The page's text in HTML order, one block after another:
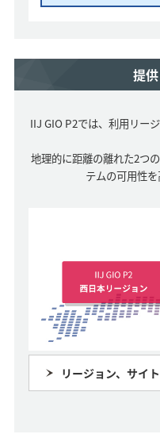
提
IIJ GIO P2では、利用リー
地理的に距離の離れた2つ
テムの可用性を
リージョン、サイ